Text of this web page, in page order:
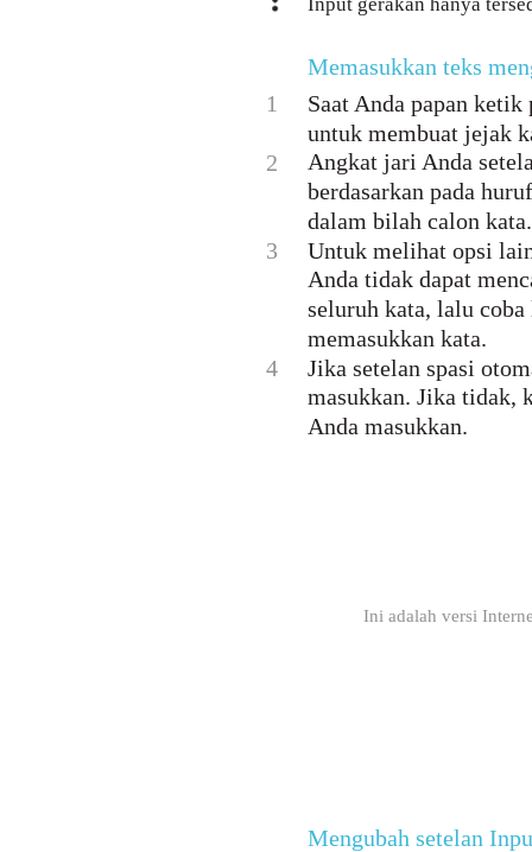
Memasukkan teks
1
Saat Anda papan
untuk membuat jejak
2
Angkat jari Anda
berdasarkan pada
dalam bilah calon kata.
3
Untuk melihat opsi
Anda tidak dapat
seluruh kata, lalu
memasukkan kata.
4
Jika setelan spasi
masukkan. Jika tidak,
Anda masukkan.
Ini adalah versi
Mengubah setelan